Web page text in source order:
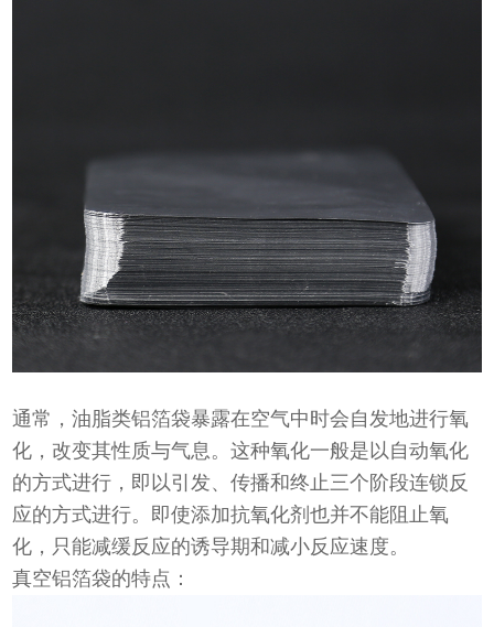
通常，油脂类铝箔袋暴露在空气中时会自发地进行氧
化，改变其性质与气息。这种氧化一般是以自动氧化
的方式进行，即以引发、传播和终止三个阶段连锁反
应的方式进行。即使添加抗氧化剂也并不能阻止氧
化，只能减缓反应的诱导期和减小反应速度。
真空铝箔袋的特点：